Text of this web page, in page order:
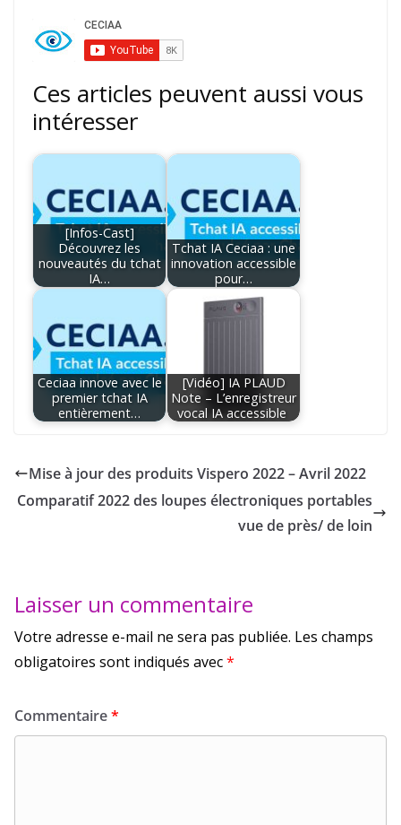
Ces articles peuvent aussi vous
intéresser
[Infos-Cast]
Découvrez les
nouveautés du tchat
IA…
Tchat IA Ceciaa : une
innovation accessible
pour…
Ceciaa innove avec le
premier tchat IA
entièrement…
[Vidéo] IA PLAUD
Note – L’enregistreur
vocal IA accessible
Mise à jour des produits Vispero 2022 – Avril 2022
Comparatif 2022 des loupes électroniques portables
vue de près/ de loin
Laisser un commentaire
Votre adresse e-mail ne sera pas publiée. Les champs
obligatoires sont indiqués avec*
Commentaire*